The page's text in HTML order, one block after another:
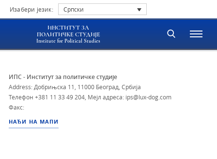
Изабери језик: Српски
ИНСТИТУТ ЗА
ПОЛИТИЧКЕ СТУДИЈЕ
Institute for Political Studies
ИПС - Институт за политичке студије
Address: Добрињска 11, 11000 Београд, Србија
Телефон +381 11 33 49 204 Мејл адреса: ips@lux-dog.com
Факс:
НАЂИ НА МАПИ